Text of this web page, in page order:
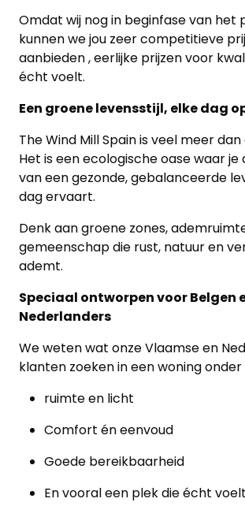
Omdat wij nog in beginfase van het
kunnen we jou zeer competitieve
aanbieden , eerlijke prijzen voor
écht voelt.
Een groene levensstijl, elke dag
The Wind Mill Spain is veel meer
Het is een ecologische oase waar
van een gezonde, gebalanceerde
dag ervaart.
Denk aan groene zones,
gemeenschap die rust, natuur en
ademt.
Speciaal ontworpen voor Belgen
Nederlanders
We weten wat onze Vlaamse en
klanten zoeken in een woning onder
ruimte en licht
Comfort én eenvoud
Goede bereikbaarheid
En vooral een plek die écht